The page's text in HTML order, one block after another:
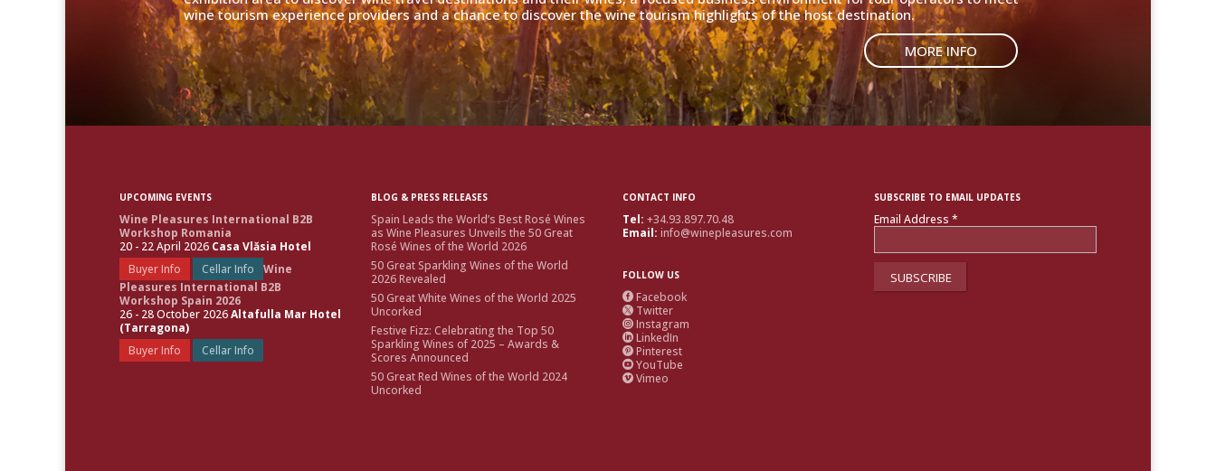
wine tourism experience providers and a chance to discover the wine tourism highlights of the host destination.
MORE INFO
UPCOMING EVENTS
Wine Pleasures International B2B
Workshop Romania
20 - 22 April 2026 Casa Vlăsia Hotel
Buyer Info
Cellar Info
Wine
Pleasures International B2B
Workshop Spain 2026
26 - 28 October 2026Altafulla Mar Hotel
(Tarragona)
Buyer Info
Cellar Info
BLOG & PRESS RELEASES
Spain Leads the World’s Best Rosé Wines
as Wine Pleasures Unveils the 50 Great
Rosé Wines of the World 2026
50 Great Sparkling Wines of the World
2026 Revealed
50 Great White Wines of the World 2025
Uncorked
Festive Fizz: Celebrating the Top 50
Sparkling Wines of 2025 – Awards &
Scores Announced
50 Great Red Wines of the World 2024
Uncorked
CONTACT INFO
Tel: +34.93.897.70.48
Email:info@winepleasures.com
FOLLOW US
 Facebook
 Twitter
 Instagram
 LinkedIn
 Pinterest
 YouTube
 Vimeo
SUBSCRIBE TO EMAIL UPDATES
Email Address*